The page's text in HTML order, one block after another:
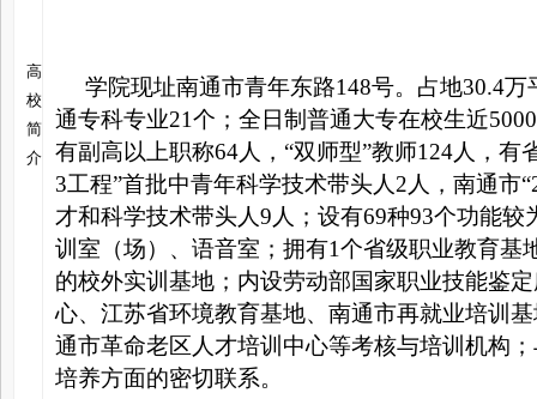
高
校
简
介
学院现址南通市青年东路148号。占地30.4万
通专科专业21个；全日制普通大专在校生近
有副高以上职称64人，“双师型”教师124人，有
3工程”首批中青年科学技术带头人2人，南通市
才和科学技术带头人9人；设有69种93个功能
训室（场）、语音室；拥有1个省级职业教育基
的校外实训基地；内设劳动部国家职业技能鉴
心、江苏省环境教育基地、南通市再就业培训
通市革命老区人才培训中心等考核与培训机构
培养方面的密切联系。